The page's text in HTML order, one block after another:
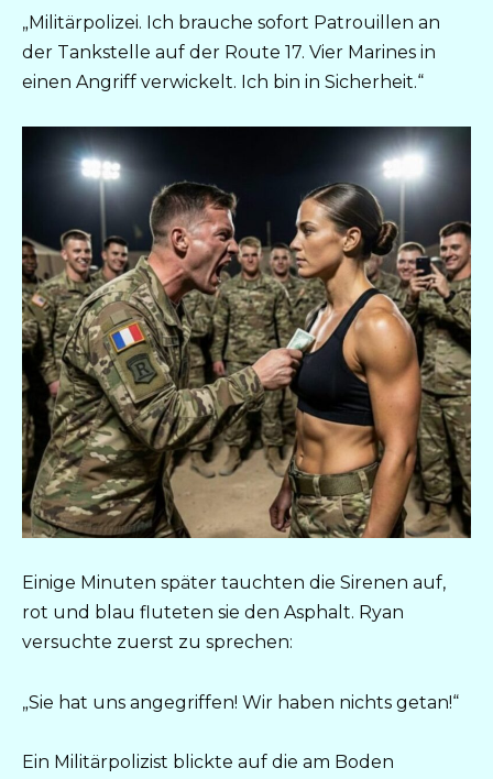
„Militärpolizei. Ich brauche sofort Patrouillen an
der Tankstelle auf der Route 17. Vier Marines in
einen Angriff verwickelt. Ich bin in Sicherheit.“
Einige Minuten später tauchten die Sirenen auf,
rot und blau fluteten sie den Asphalt. Ryan
versuchte zuerst zu sprechen:
„Sie hat uns angegriffen! Wir haben nichts getan!“
Ein Militärpolizist blickte auf die am Boden